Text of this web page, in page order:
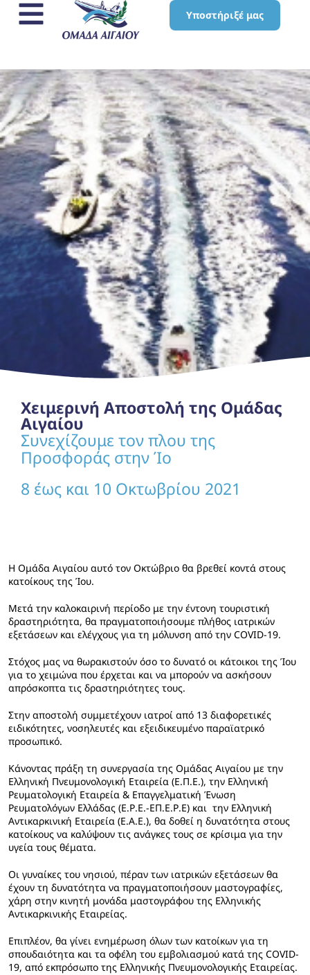
Υποστήριξέ μας
Χειμερινή Αποστολή της Ομάδας
Αιγαίου
Συνεχίζουμε τον πλου της
Προσφοράς στην Ίο
8 έως και 10 Οκτωβρίου 2021
Η Ομάδα Αιγαίου αυτό τον Οκτώβριο θα βρεθεί κοντά στους
κατοίκους της Ίου.
Μετά την καλοκαιρινή περίοδο με την έντονη τουριστική
δραστηριότητα, θα πραγματοποιήσουμε πλήθος ιατρικών
εξετάσεων και ελέγχους για τη μόλυνση από την COVID-19.
Στόχος μας να θωρακιστούν όσο το δυνατό οι κάτοικοι της Ίου
για το χειμώνα που έρχεται και να μπορούν να ασκήσουν
απρόσκοπτα τις δραστηριότητες τους.
Στην αποστολή συμμετέχουν ιατροί από 13 διαφορετικές
ειδικότητες, νοσηλευτές και εξειδικευμένο παραϊατρικό
προσωπικό.
Κάνοντας πράξη τη συνεργασία της Ομάδας Αιγαίου με την
Ελληνική Πνευμονολογική Εταιρεία (Ε.Π.Ε.), την Ελληνική
Ρευματολογική Εταιρεία & Επαγγελματική Ένωση
Ρευματολόγων Ελλάδας (Ε.Ρ.Ε.-ΕΠ.Ε.Ρ.Ε) και την Ελληνική
Αντικαρκινική Εταιρεία (Ε.Α.Ε.), θα δοθεί η δυνατότητα στους
κατοίκους να καλύψουν τις ανάγκες τους σε κρίσιμα για την
υγεία τους θέματα.
Οι γυναίκες του νησιού, πέραν των ιατρικών εξετάσεων θα
έχουν τη δυνατότητα να πραγματοποιήσουν μαστογραφίες,
χάρη στην κινητή μονάδα μαστογράφου της Ελληνικής
Αντικαρκινικής Εταιρείας.
Επιπλέον, θα γίνει ενημέρωση όλων των κατοίκων για τη
σπουδαιότητα και τα οφέλη του εμβολιασμού κατά της COVID-
19, από εκπρόσωπο της Ελληνικής Πνευμονολογικής Εταιρείας.